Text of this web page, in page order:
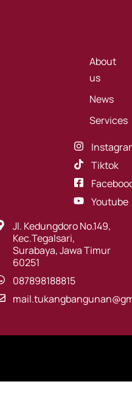
About
us
News
Services
Tiktok
Youtube
Jl. Kedungdoro No.149,
Kec.Tegalsari,
Surabaya, Jawa Timur
60251
087898188815